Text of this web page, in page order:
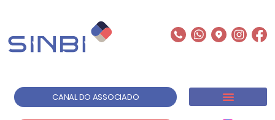
CANAL DO ASSOCIADO